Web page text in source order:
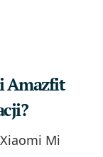
Amazfit
Mi